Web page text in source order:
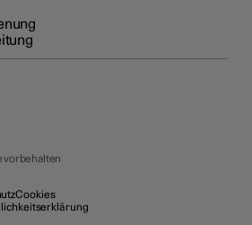
vorbehalten
Cookies